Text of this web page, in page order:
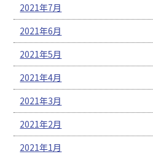
2021年7月
2021年6月
2021年5月
2021年4月
2021年3月
2021年2月
2021年1月